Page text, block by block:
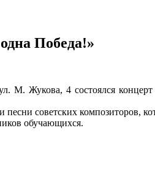
Победа!»
Жукова, 4 состоялся концерт
советских композиторов,
обучающихся.